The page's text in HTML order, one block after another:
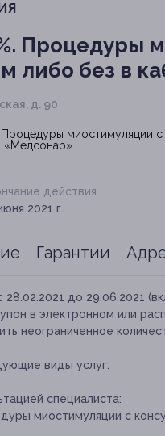
Процедуры
либо без в
д. 90
действия
2021 г.
Гарантии
28.02.2021 до 29.06.2021
в электронном или
неограниченное
виды услуг:
специалиста:
миостимуляции с